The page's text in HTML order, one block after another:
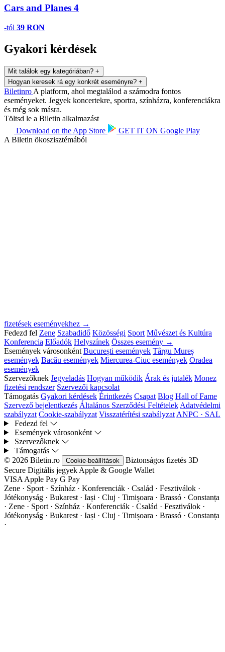
Cars and Planes 4
-tól 39 RON
Gyakori kérdések
Mit találok egy kategóriában? +
Hogyan keresek rá egy konkrét eseményre? +
Biletinro A platform, ahol megtalálod a számodra fontos
eseményeket. Jegyek koncertekre, sportra, színházra, konferenciákra
és még sok másra.
Töltsd le a Biletin alkalmazást
Download on the App Store GET IT ON Google Play
A Biletin ökoszisztémából
fizetések eseményekhez →
Fedezd fel Zene Szabadidő Közösségi Sport Művészet és Kultúra
Konferencia Előadók Helyszínek Összes esemény →
Események városonként București események Târgu Mureș
események Bacău események Miercurea-Ciuc események Oradea
események
Szervezőknek Jegyeladás Hogyan működik Árak és jutalék Monez
fizetési rendszer Szervezői kapcsolat
Támogatás Gyakori kérdések Érintkezés Csapat Blog Hall of Fame
Szervező bejelentkezés Általános Szerződési Feltételek Adatvédelmi
szabályzat Cookie-szabályzat Visszatérítési szabályzat ANPC · SAL
Fedezd fel
Események városonként
Szervezőknek
Támogatás
© 2026 Biletin.ro
Cookie-beállítások Biztonságos fizetés 3D
Secure Digitális jegyek Apple & Google Wallet
VISA Apple Pay G Pay
Zene · Sport · Színház · Konferenciák · Család · Fesztiválok ·
Jótékonyság · Bukarest · Iași · Cluj · Timișoara · Brassó · Constanța
· Zene · Sport · Színház · Konferenciák · Család · Fesztiválok ·
Jótékonyság · Bukarest · Iași · Cluj · Timișoara · Brassó · Constanța
·